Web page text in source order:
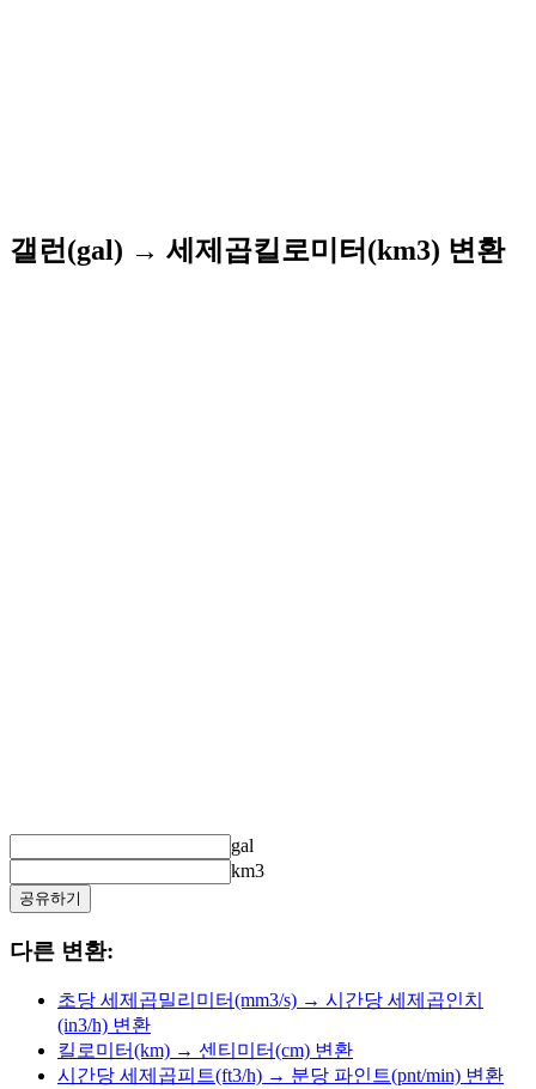
갤런(gal) → 세제곱킬로미터(km3) 변환
gal
km3
공유하기
다른 변환:
초당 세제곱밀리미터(mm3/s) → 시간당 세제곱인치
(in3/h) 변환
킬로미터(km) → 센티미터(cm) 변환
시간당 세제곱피트(ft3/h) → 분당 파인트(pnt/min) 변환